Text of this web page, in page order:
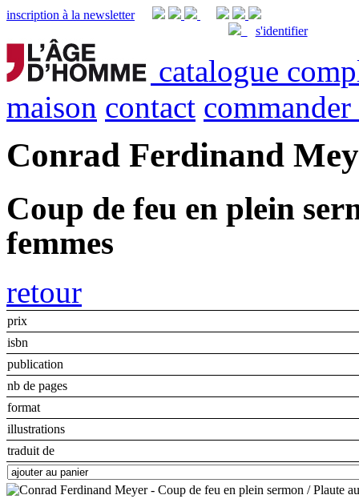
inscription à la newsletter
s'identifier
catalogue
maison contact commander
Conrad Ferdinand
Coup de feu en plein
femmes
retour
prix
isbn
publication
nb de pages
format
illustrations
traduit de